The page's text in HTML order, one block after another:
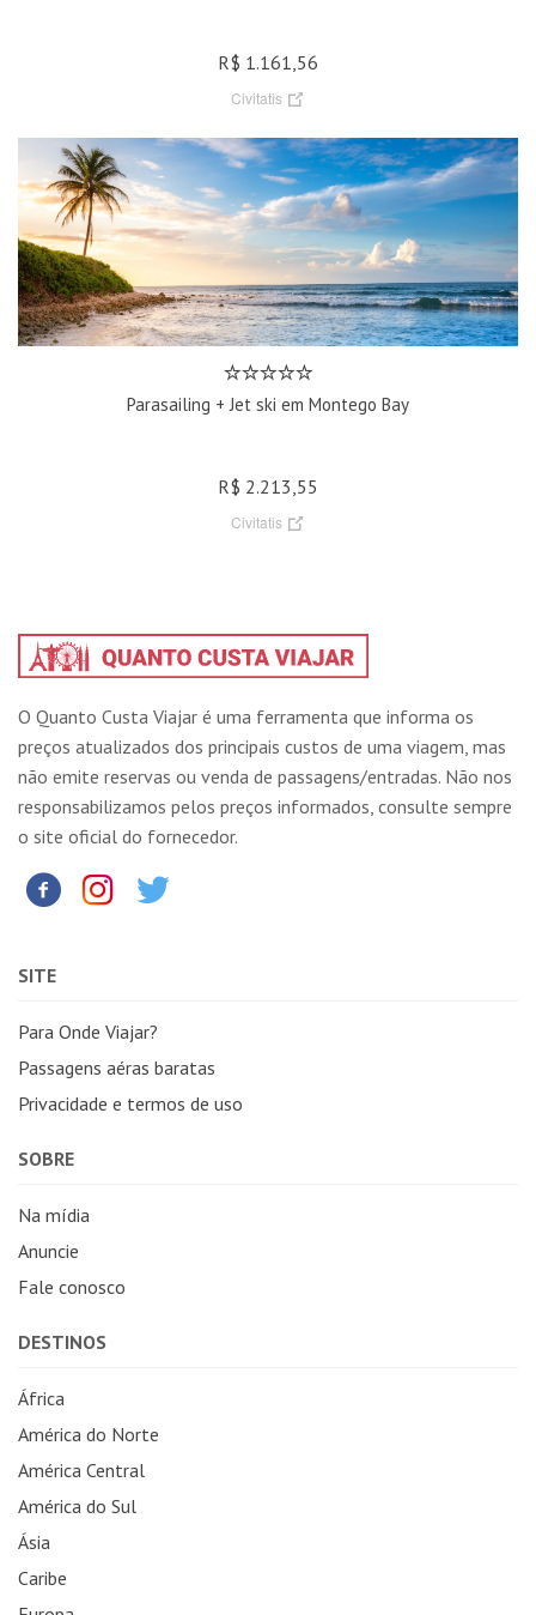
R$ 1.161,56
Civitatis
Parasailing + Jet ski em Montego Bay
R$ 2.213,55
Civitatis
O Quanto Custa Viajar é uma ferramenta que informa os
preços atualizados dos principais custos de uma viagem, mas
não emite reservas ou venda de passagens/entradas. Não nos
responsabilizamos pelos preços informados, consulte sempre
o site oficial do fornecedor.
SITE
Para Onde Viajar?
Passagens aéras baratas
Privacidade e termos de uso
SOBRE
Na mídia
Anuncie
Fale conosco
DESTINOS
África
América do Norte
América Central
América do Sul
Ásia
Caribe